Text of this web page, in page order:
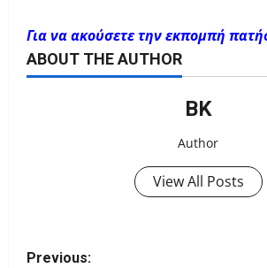
Για να ακούσετε την εκπομπή
ABOUT THE AUTHOR
ΒΚ
Author
View All Posts
P
Previous: